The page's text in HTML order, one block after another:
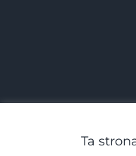
Ta